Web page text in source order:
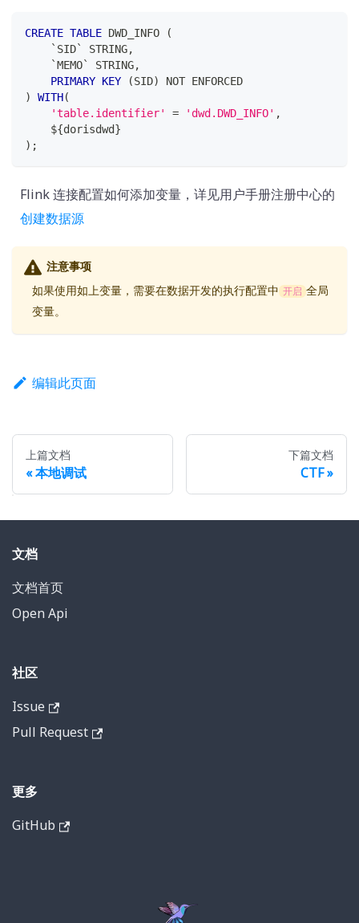
CREATE TABLE DWD_INFO
(
` SID` STRING,
`MEMO` STRING,
PRIMARY KEY (SID) NOT ENFORCED
)
WITH(
'table.identifier'
= 'dwd.DWD_INFO' ,
    ${dorisdwd}
) ;
Flink 连接配置如何添加变量，详见用户手册注册中心的
创建数据源
注意事项
如果使用如上变量，需要在数据开发的执行配置中 开启 全局
变量。
编辑此页面
上篇文档
本地调试
下篇文档
CTF
文档
文档首页
Open Api
社区
Issue
Pull Request
更多
GitHub